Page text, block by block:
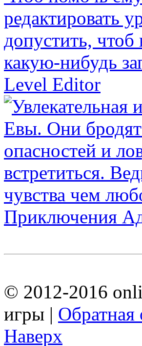
Level Editor
Приключения
© 2012-2016
игры | Обратная
Наверх